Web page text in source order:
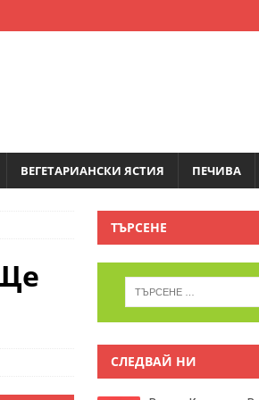
ВЕГЕТАРИАНСКИ ЯСТИЯ ПЕЧИВА
ТЪРСЕНЕ
СЛЕДВАЙ НИ